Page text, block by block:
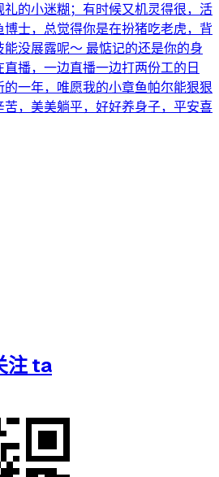
的小迷糊；有时候又机灵得很，活
士，总觉得你是在扮猪吃老虎，背
没展露呢～ 最惦记的还是你的身
播，一边直播一边打两份工的日
一年，唯愿我的小章鱼帕尔能狠狠
，美美躺平，好好养身子，平安喜
注 ta